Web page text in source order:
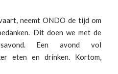
neemt ONDO de tijd om
Dit doen we met de
Een avond vol
eten en drinken. Kortom,